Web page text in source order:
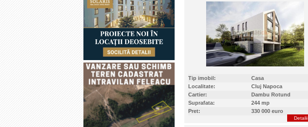
Tip imobil:
Casa
Localitate:
Cluj Napoca
Cartier:
Dambu Rotund
Suprafata:
244 mp
Pret:
330 000 euro
Detalii